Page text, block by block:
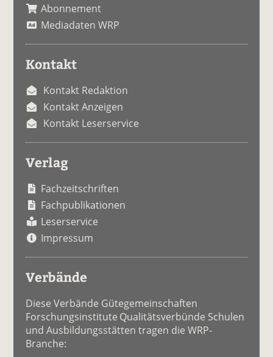
Abonnement
Mediadaten WRP
Kontakt
Kontakt Redaktion
Kontakt Anzeigen
Kontakt Leserservice
Verlag
Fachzeitschriften
Fachpublikationen
Leserservice
Impressum
Verbände
Diese Verbände Gütegemeinschaften
Forschungsinstitute Qualitätsverbünde Schulen
und Ausbildungsstätten tragen die WRP-
Branche: